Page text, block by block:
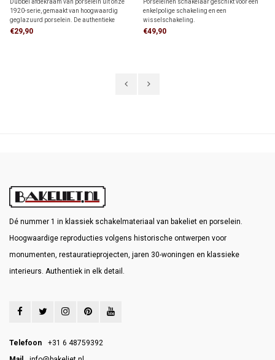
Dubbel afdekraam van porselein uit onze
1920-serie, gemaakt van hoogwaardig
geglazuurd porselein. De authentieke
uitstraling maakt dit afdekraam ideaal voor
€29,90
Porseleinen schakelaar geschikt voor een
enkelpolige schakeling en een
wisselschakeling.
Enkelpolige schakeling: bedient de
€49,90
Dé nummer 1 in klassiek schakelmateriaal van bakeliet en porselein.
Hoogwaardige reproducties volgens historische ontwerpen voor
monumenten, restauratieprojecten, jaren 30-woningen en klassieke
interieurs. Authentiek in elk detail.
Telefoon
+31 6 48759392